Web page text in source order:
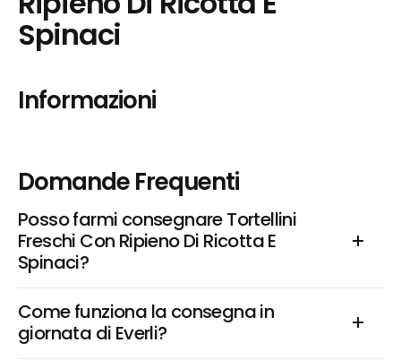
Spinaci
Informazioni
Domande Frequenti
Posso farmi consegnare Tortellini
Freschi Con Ripieno Di Ricotta E
Spinaci?
Come funziona la consegna in
giornata di Everli?